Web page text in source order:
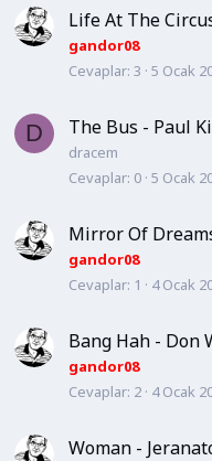
Life At The
gandor08
Cevaplar 3 5 Ocak
D The Bus - Paul
dracem
Cevaplar 0 5 Ocak
Mirror Of
gandor08
Cevaplar 1 4 Ocak
Bang Hah - Don
gandor08
Cevaplar 2 4 Ocak
Woman -